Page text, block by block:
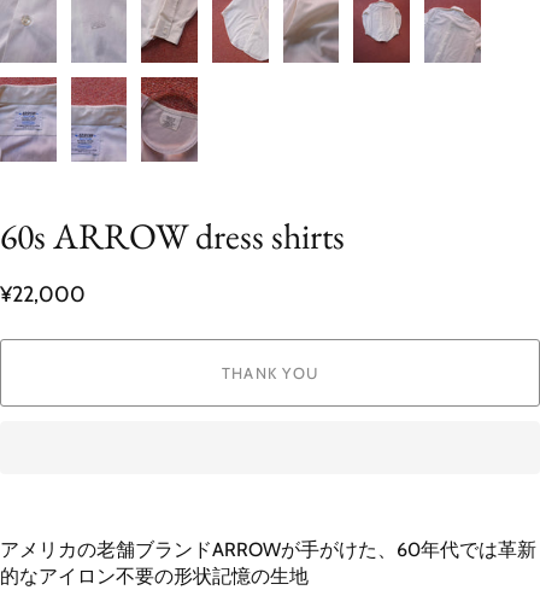
60s ARROW dress shirts
¥22,000
THANK YOU
アメリカの老舗ブランドARROWが手がけた、60年代では革新
的なアイロン不要の形状記憶の生地